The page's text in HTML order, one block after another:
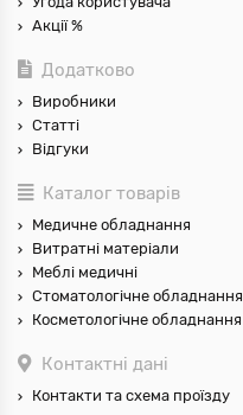
Акції %
Додатково
Виробники
Статті
Відгуки
Каталог товарів
Медичне обладнання
Витратні матеріали
Меблі медичні
Стоматологічне обладнання
Косметологічне обладнання
Контактні дані
Контакти та схема проїзду